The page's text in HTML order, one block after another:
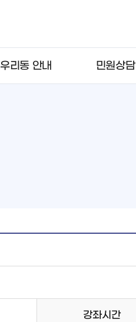
우리동 안내 민원상담
강좌시간